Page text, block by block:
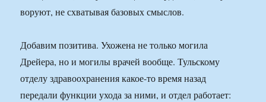
воруют, не схватывая базовых смыслов.
Добавим позитива. Ухожена не только могила
Дрейера, но и могилы врачей вообще. Тульскому
отделу здравоохранения какое-то время назад
передали функции ухода за ними, и отдел работает: